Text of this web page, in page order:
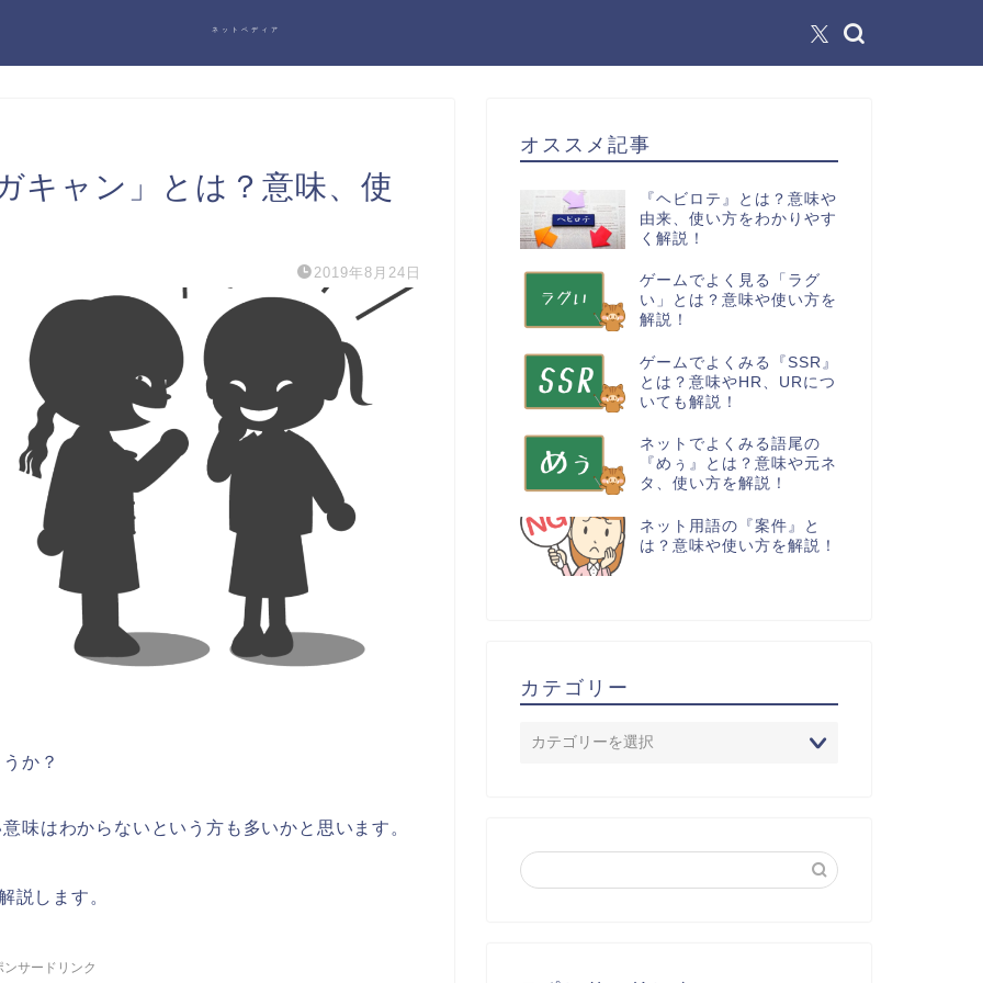
ネットペディア
キャン」とは？意味、使
2019年8月24日
か？
味はわからないという方も多いかと思います。
説します。
ンサードリンク
オススメ記事
『ヘビロテ』とは？意味や
由来、使い方をわかりやす
く解説！
ゲームでよく見る「ラグ
い」とは？意味や使い方を
解説！
ゲームでよくみる『SSR』
とは？意味やHR、URにつ
いても解説！
ネットでよくみる語尾の
『めぅ』とは？意味や元ネ
タ、使い方を解説！
ネット用語の『案件』と
は？意味や使い方を解説！
カテゴリー